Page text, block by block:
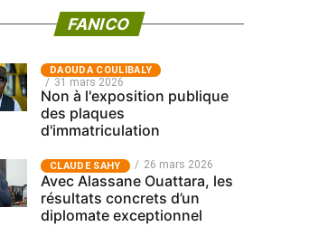
FANICO
‎DAOUDA COULIBALY
31 mars 2026
Non à l'exposition publique
des plaques
d'immatriculation
CLAUDE SAHY 26 mars 2026
Avec Alassane Ouattara, les
résultats concrets d’un
diplomate exceptionnel